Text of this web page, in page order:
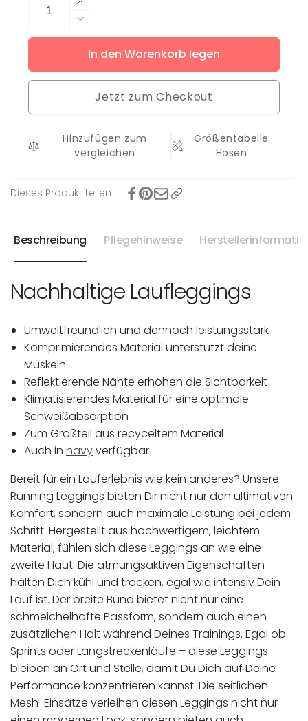
Erhöhe
die
Menge
für
Ellen
Verringere
die
Menge
für
Leggings
Ellen
In den Warenkorb legen
Jetzt zum Checkout
Hinzufügen zum
vergleichen
Größentabelle
Hosen
Dieses Produkt teilen
Beschreibung Pflegehinweise
Nachhaltige Laufleggings
Umweltfreundlich und dennoch leistungsstark
Komprimierendes Material unterstützt deine
Muskeln
Reflektierende Nähte erhöhen die Sichtbarkeit
Klimatisierendes Material für eine optimale
Schweißabsorption
Zum Großteil aus recyceltem Material
Auch in navyverfügbar
Bereit für ein Lauferlebnis wie kein anderes? Unsere
Running Leggings bieten Dir nicht nur den ultimativen
Komfort, sondern auch maximale Leistung bei jedem
Schritt. Hergestellt aus hochwertigem, leichtem
Material, fühlen sich diese Leggings an wie eine
zweite Haut. Die atmungsaktiven Eigenschaften
halten Dich kühl und trocken, egal wie intensiv Dein
Lauf ist. Der breite Bund bietet nicht nur eine
schmeichelhafte Passform, sondern auch einen
zusätzlichen Halt während Deines Trainings. Egal ob
Sprints oder Langstreckenläufe – diese Leggings
bleiben an Ort und Stelle, damit Du Dich auf Deine
Performance konzentrieren kannst. Die seitlichen
Mesh-Einsätze verleihen diesen Leggings nicht nur